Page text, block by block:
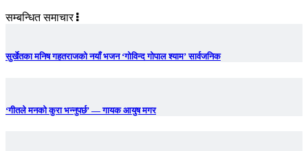
सम्बन्धित समाचार
सुर्खेतका मनिष गहतराजको नयाँ भजन ‘गोविन्द गोपाल श्याम’ सार्वजनिक
‘गीतले मनको कुरा भन्नुपर्छ’ — गायक आयुष मगर